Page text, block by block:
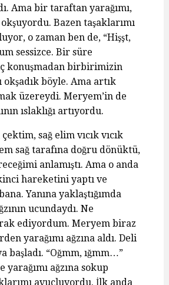
Ama bir taraftan yarağımı,
Bazen taşaklarımı
o zaman ben de, “Hişşt,
sessizce. Bir süre
konuşmadan birbirimizin
okşadık böyle. Ama artık
üzereydi. Meryem’in de
ıslaklığı artıyordu.
sağ elim vıcık vıcık
sağ tarafına doğru dönüktü,
anlamıştı. Ama o anda
hareketini yaptı ve
Yanına yaklaştığımda
ucundaydı. Ne
ediyordum. Meryem biraz
yarağımı ağzına aldı. Deli
başladı. “Oğmm, ığmm…”
yarağımı ağzına sokup
avuçluyordu. İlk anda